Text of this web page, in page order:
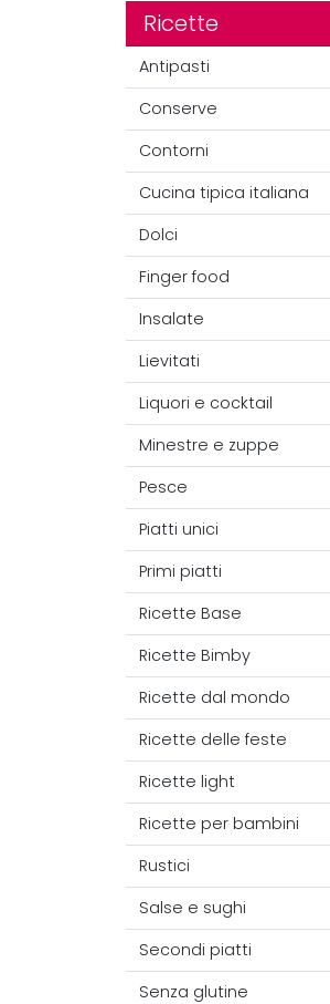
Ricette
Antipasti
Conserve
Contorni
Cucina tipica italiana
Dolci
Finger food
Insalate
Lievitati
Liquori e cocktail
Minestre e zuppe
Pesce
Piatti unici
Primi piatti
Ricette Base
Ricette Bimby
Ricette dal mondo
Ricette delle feste
Ricette light
Ricette per bambini
Rustici
Salse e sughi
Secondi piatti
Senza glutine